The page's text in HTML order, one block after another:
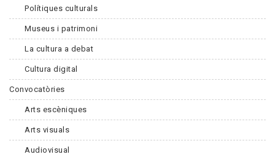
Polítiques culturals
Museus i patrimoni
La cultura a debat
Cultura digital
Convocatòries
Arts escèniques
Arts visuals
Audiovisual